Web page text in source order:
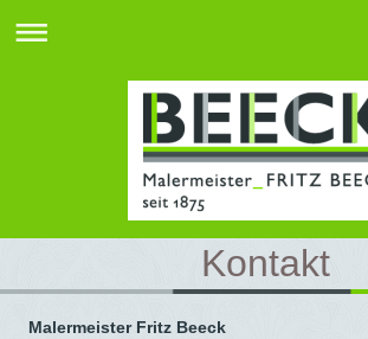
Kontakt
Malermeister Fritz Beeck